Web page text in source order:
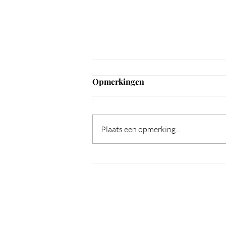
Opmerkingen
Plaats een opmerking...